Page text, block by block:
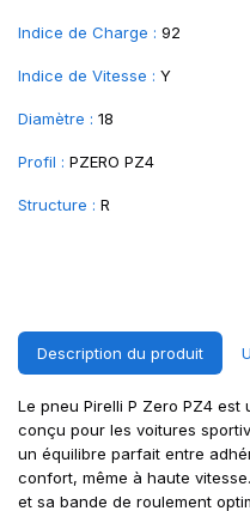
Indice de Charge : 92
Indice de Vitesse : Y
Diamètre : 18
Profil : PZERO PZ4
Structure : R
Description du produit
Le pneu Pirelli P Zero PZ4
conçu pour les voitures
un équilibre parfait entre
confort, même à haute
et sa bande de roulement